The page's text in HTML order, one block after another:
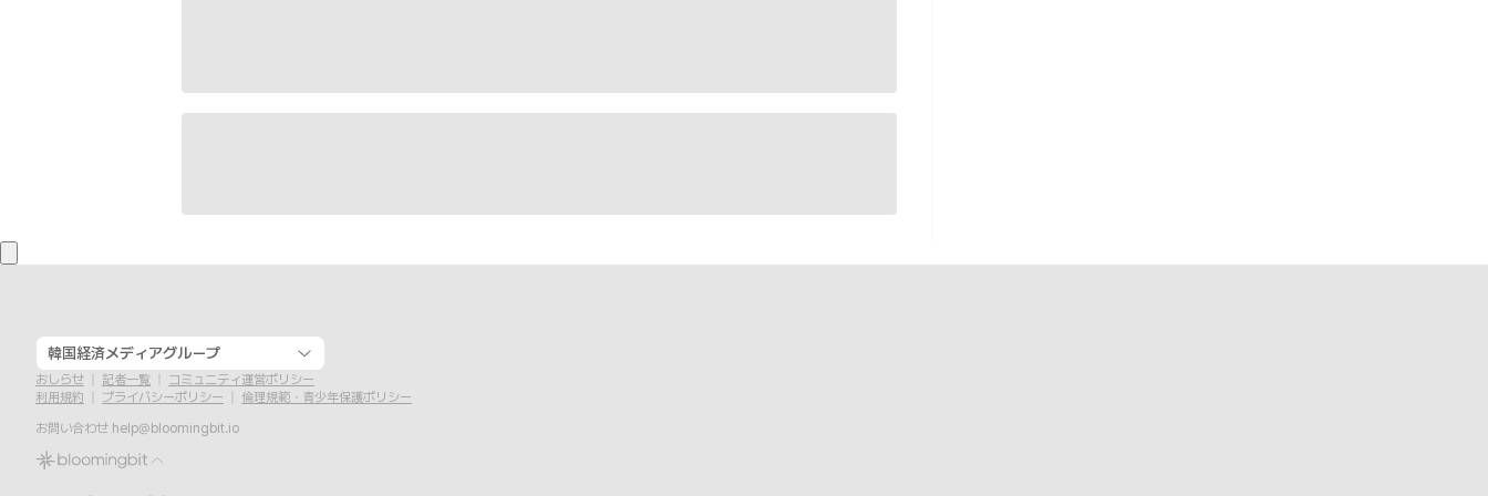
韓国経済メディアグループ
おしらせ 記者一覧
コミュニティ運営ポリシー
利用規約
プライバシーポリシー
倫理規範・青少年保護ポリシー
お問い合わせ help@bloomingbit.io